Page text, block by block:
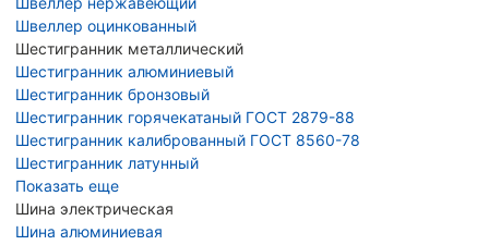
Швеллер оцинкованный
Шестигранник металлический
Шестигранник алюминиевый
Шестигранник бронзовый
Шестигранник горячекатаный ГОСТ 2879-88
Шестигранник калиброванный ГОСТ 8560-78
Шестигранник латунный
Показать еще
Шина электрическая
Шина алюминиевая